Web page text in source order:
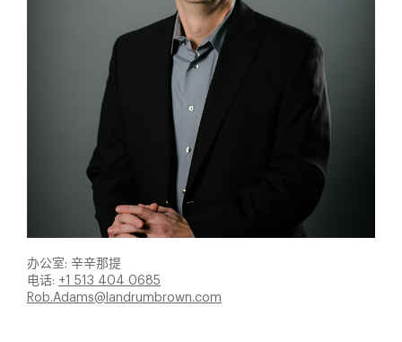
办公室: 辛辛那提
电话: +1 513 404 0685
Rob.Adams@landrumbrown.com